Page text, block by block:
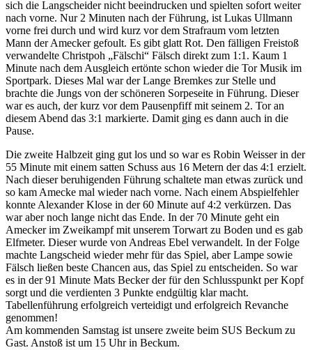
sich die Langscheider nicht beeindrucken und spielten sofort weiter
nach vorne. Nur 2 Minuten nach der Führung, ist Lukas Ullmann
vorne frei durch und wird kurz vor dem Strafraum vom letzten
Mann der Amecker gefoult. Es gibt glatt Rot. Den fälligen Freistoß
verwandelte Christpoh „Fälschi“ Fälsch direkt zum 1:1. Kaum 1
Minute nach dem Ausgleich ertönte schon wieder die Tor Musik im
Sportpark. Dieses Mal war der Lange Bremkes zur Stelle und
brachte die Jungs von der schöneren Sorpeseite in Führung. Dieser
war es auch, der kurz vor dem Pausenpfiff mit seinem 2. Tor an
diesem Abend das 3:1 markierte. Damit ging es dann auch in die
Pause.
Die zweite Halbzeit ging gut los und so war es Robin Weisser in der
55 Minute mit einem satten Schuss aus 16 Metern der das 4:1 erzielt.
Nach dieser beruhigenden Führung schaltete man etwas zurück und
so kam Amecke mal wieder nach vorne. Nach einem Abspielfehler
konnte Alexander Klose in der 60 Minute auf 4:2 verkürzen. Das
war aber noch lange nicht das Ende. In der 70 Minute geht ein
Amecker im Zweikampf mit unserem Torwart zu Boden und es gab
Elfmeter. Dieser wurde von Andreas Ebel verwandelt. In der Folge
machte Langscheid wieder mehr für das Spiel, aber Lampe sowie
Fälsch ließen beste Chancen aus, das Spiel zu entscheiden. So war
es in der 91 Minute Mats Becker der für den Schlusspunkt per Kopf
sorgt und die verdienten 3 Punkte endgültig klar macht.
Tabellenführung erfolgreich verteidigt und erfolgreich Revanche
genommen!
Am kommenden Samstag ist unsere zweite beim SUS Beckum zu
Gast. Anstoß ist um 15 Uhr in Beckum.